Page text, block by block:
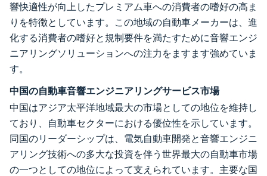
響快適性が向上したプレミアム車への消費者の嗜好の高ま
りを特徴としています。この地域の自動車メーカーは、進
化する消費者の嗜好と規制要件を満たすために音響エンジ
ニアリングソリューションへの注力をますます強めていま
す。
中国の自動車音響エンジニアリングサービス市場
中国はアジア太平洋地域最大の市場としての地位を維持し
ており、自動車セクターにおける優位性を示しています。
同国のリーダーシップは、電気自動車開発と音響エンジニ
アリング技術への多大な投資を伴う世界最大の自動車市場
の一つとしての地位によって支えられています。主要な国